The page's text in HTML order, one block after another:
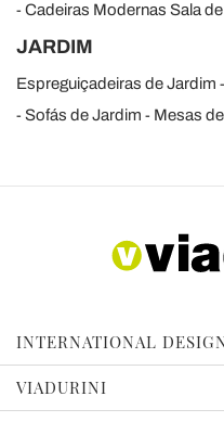
Cadeiras Modernas Sala
JARDIM
Espreguiçadeiras de Jardim
Sofás de Jardim
Mesas
INTERNATIONAL
VIADURINI